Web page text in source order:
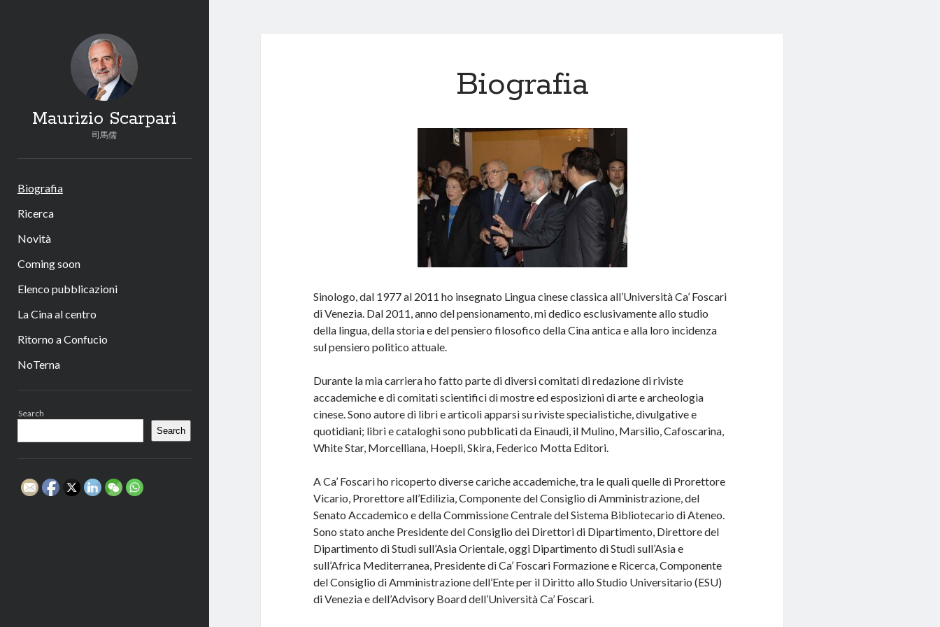
Maurizio Scarpari
司馬儒
Biografia
Ricerca
Novità
Coming soon
Elenco pubblicazioni
La Cina al centro
Ritorno a Confucio
NoTerna
Search
Search
Biografia
Sinologo, dal 1977 al 2011 ho insegnato Lingua cinese classica all’Università Ca’ Foscari
di Venezia. Dal 2011, anno del pensionamento, mi dedico esclusivamente allo studio
della lingua, della storia e del pensiero filosofico della Cina antica e alla loro incidenza
sul pensiero politico attuale.
Durante la mia carriera ho fatto parte di diversi comitati di redazione di riviste
accademiche e di comitati scientifici di mostre ed esposizioni di arte e archeologia
cinese. Sono autore di libri e articoli apparsi su riviste specialistiche, divulgative e
quotidiani; libri e cataloghi sono pubblicati da Einaudi, il Mulino, Marsilio, Cafoscarina,
White Star, Morcelliana, Hoepli, Skira, Federico Motta Editori.
A Ca’ Foscari ho ricoperto diverse cariche accademiche, tra le quali quelle di Prorettore
Vicario, Prorettore all’Edilizia, Componente del Consiglio di Amministrazione, del
Senato Accademico e della Commissione Centrale del Sistema Bibliotecario di Ateneo.
Sono stato anche Presidente del Consiglio dei Direttori di Dipartimento, Direttore del
Dipartimento di Studi sull’Asia Orientale, oggi Dipartimento di Studi sull’Asia e
sull’Africa Mediterranea, Presidente di Ca’ Foscari Formazione e Ricerca, Componente
del Consiglio di Amministrazione dell’Ente per il Diritto allo Studio Universitario (ESU)
di Venezia e dell’Advisory Board dell’Università Ca’ Foscari.